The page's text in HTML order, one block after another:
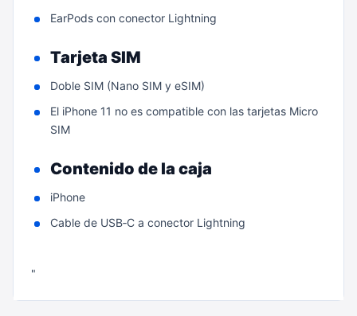
EarPods con conector Lightning
Tarjeta SIM
Doble SIM (Nano SIM y eSIM)
El iPhone 11 no es compatible con las tarjetas Micro
SIM
Contenido de la caja
iPhone
Cable de USB‑C a conector Lightning
"